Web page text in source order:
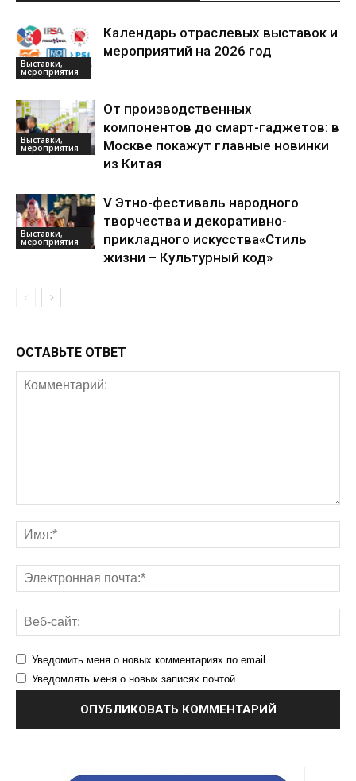
Выставки,
мероприятия
Календарь отраслевых выставок и
мероприятий на 2026 год
Выставки,
мероприятия
От производственных
компонентов до смарт-гаджетов: в
Москве покажут главные новинки
из Китая
Выставки,
мероприятия
V Этно-фестиваль народного
творчества и декоративно-
прикладного искусства«Стиль
жизни – Культурный код»
ОСТАВЬТЕ ОТВЕТ
Уведомить меня о новых комментариях по email.
Уведомлять меня о новых записях почтой.